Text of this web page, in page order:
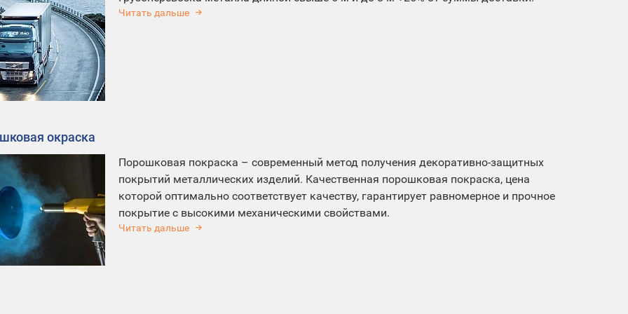
Читать дальше
окраска
Порошковая покраска – современный метод получения декоративно-защитных
покрытий металлических изделий. Качественная порошковая покраска, цена
которой оптимально соответствует качеству, гарантирует равномерное и прочное
покрытие с высокими механическими свойствами.
Читать дальше